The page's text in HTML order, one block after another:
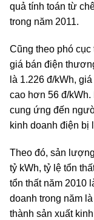
quả tính toán từ
trong năm 2011.
Cũng theo phó
giá bán điện
là 1.226 đ/kWh,
cao hơn 56 đ/
cung ứng đến
kinh doanh điện bị
Theo đó, sản
tỷ kWh, tỷ lệ tổn
tổn thất năm 2010
doanh trong năm
thành sản xuất